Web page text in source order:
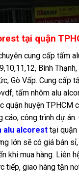
tại quận
cung cấp tấm
Bình
Gò Vấp. Cung cấp
tấm nhôm alu
quận huyện TPHCM
cáo, công trình dự án.
alu alcorest tại quận
lớn sẽ có giá bán
khi mua hàng. Liên
tiếp, giao hàng tận